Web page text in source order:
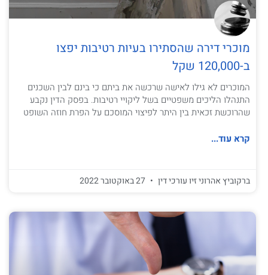
מוכרי דירה שהסתירו בעיות רטיבות יפצו
ב-120,000 שקל
המוכרים לא גילו לאישה שרכשה את ביתם כי בינם לבין השכנים
התנהלו הליכים משפטיים בשל ליקויי רטיבות. בפסק הדין נקבע
שהרוכשת זכאית בין היתר לפיצוי המוסכם על הפרת חוזה השופט
קרא עוד...
ברקוביץ אהרוני זיו עורכי דין